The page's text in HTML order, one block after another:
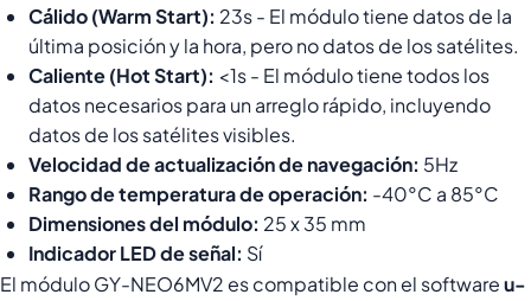
Cálido (Warm Start): 23s - El módulo tiene datos de la
última posición y la hora, pero no datos de los satélites.
Caliente (Hot Start): <1s - El módulo tiene todos los
datos necesarios para un arreglo rápido, incluyendo
datos de los satélites visibles.
Velocidad de actualización de navegación: 5Hz
Rango de temperatura de operación: -40°C a 85°C
Dimensiones del módulo: 25 x 35 mm
Indicador LED de señal: Sí
El módulo GY-NEO6MV2 es compatible con el softwareu-